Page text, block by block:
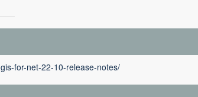
for-net-22-10-release-notes/